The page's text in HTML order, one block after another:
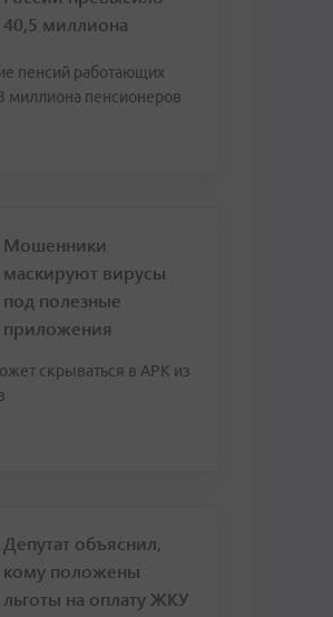
40,5 миллиона
пенсий работающих
миллиона пенсионеров
Мошенники
маскируют вирусы
под полезные
приложения
скрываться в APK из
Депутат объяснил,
кому положены
льготы на оплату ЖКУ